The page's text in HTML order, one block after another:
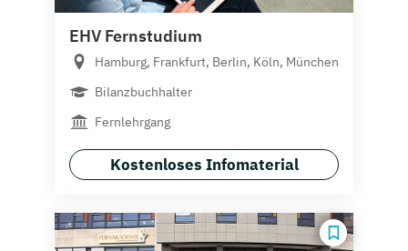
EHV Fernstudium
Hamburg, Frankfurt, Berlin, Köln, München
Bilanzbuchhalter
Fernlehrgang
Kostenloses Infomaterial